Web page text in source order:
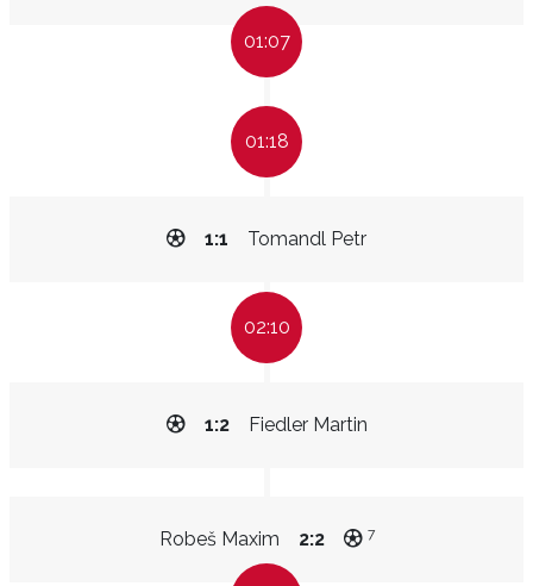
01:07
01:18
Tomandl Petr
1:1
02:10
Fiedler Martin
1:2
Robeš Maxim 2:2 7